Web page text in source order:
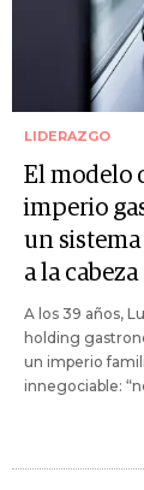
LIDERAZGO
El modelo
imperio
un
a la cabeza
A los 39 años,
holding
un imperio
innegociable: